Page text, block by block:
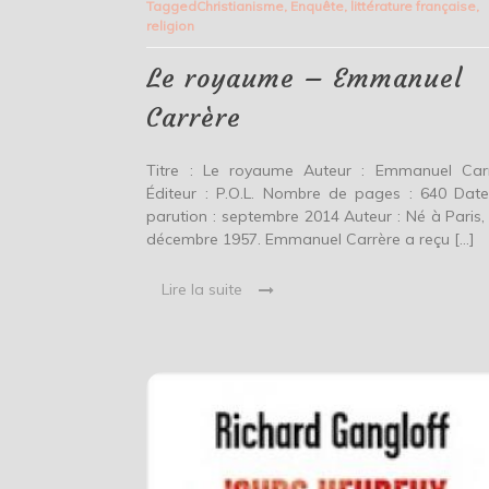
–
TaggedChristianisme, Enquête, littérature française,
religion
Le royaume – Emmanuel
Carrère
Titre : Le royaume Auteur : Emmanuel
Éditeur : P.O.L. Nombre de pages : 640
parution : septembre 2014 Auteur : Né à Paris,
décembre 1957. Emmanuel Carrère a reçu […]
Lire la suite